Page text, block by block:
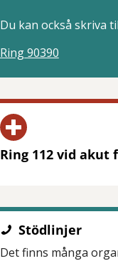
Du kan också skriva
Ring 90390
Ring 112 vid
Stödlinjer
Det finns många